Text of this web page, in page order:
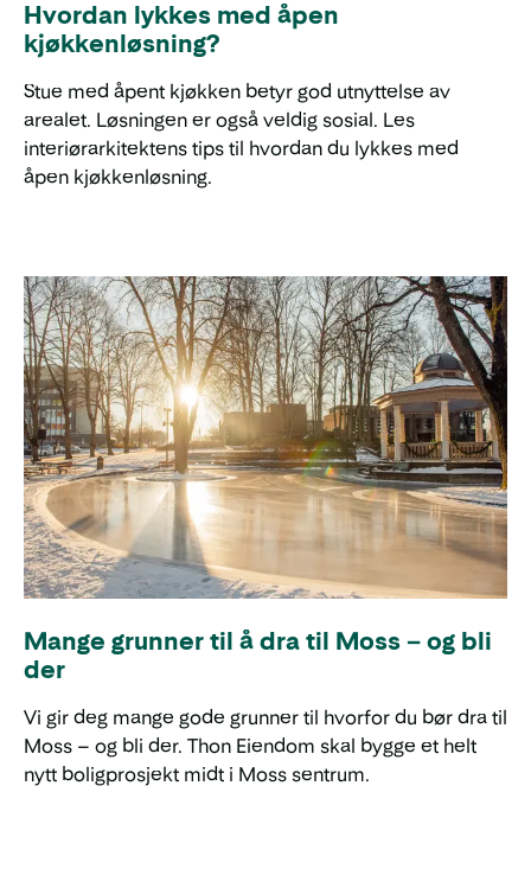
Hvordan lykkes med åpen
kjøkkenløsning?
Stue med åpent kjøkken betyr god utnyttelse av
arealet. Løsningen er også veldig sosial. Les
interiørarkitektens tips til hvordan du lykkes med
åpen kjøkkenløsning.
Mange grunner til å dra til Moss – og bli
der
Vi gir deg mange gode grunner til hvorfor du bør dra til
Moss – og bli der. Thon Eiendom skal bygge et helt
nytt boligprosjekt midt i Moss sentrum.